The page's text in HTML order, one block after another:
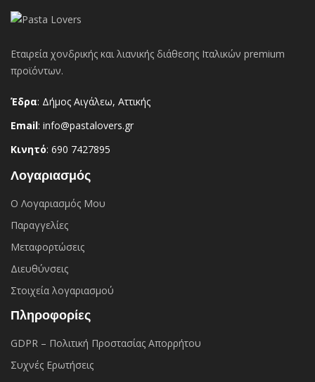
Εταιρεία χονδρικής και λιανικής διάθεσης Ιταλικών premium
προϊόντων.
Έδρα: Δήμος Αιγάλεω, Αττικής
Email: info@pastalovers.gr
Κινητό: 690 7427895
Λογαριασμός
Ο Λογαριασμός Μου
Παραγγελίες
Μεταφορτώσεις
Διευθύνσεις
Στοιχεία λογαριασμού
Πληροφορίες
GDPR – Πολιτική Προστασίας Απορρήτου
Συχνές Eρωτήσεις